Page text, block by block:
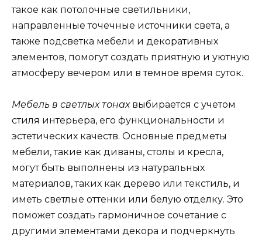
такое как потолочные светильники,
направленные точечные источники света, а
также подсветка мебели и декоративных
элементов, помогут создать приятную и уютную
атмосферу вечером или в темное время суток.
Мебель в светлых тонахвыбирается с учетом
стиля интерьера, его функциональности и
эстетических качеств. Основные предметы
мебели, такие как диваны, столы и кресла,
могут быть выполнены из натуральных
материалов, таких как дерево или текстиль, и
иметь светлые оттенки или белую отделку. Это
поможет создать гармоничное сочетание с
другими элементами декора и подчеркнуть